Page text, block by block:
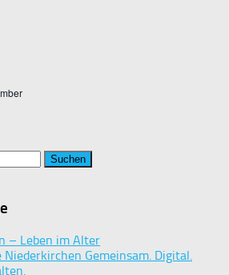
– Leben im Alter
Niederkirchen Gemeinsam. Digital.